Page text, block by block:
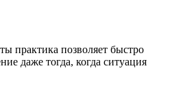
практика позволяет быстро
даже тогда, когда ситуация